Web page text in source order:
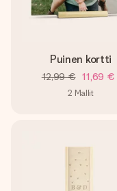
Puinen kortti
12,99 € 11,69 €
2 Mallit